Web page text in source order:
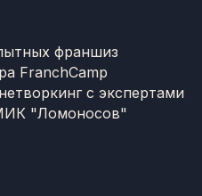
франшиз
FranchCamp
с экспертами
"Ломоносов"